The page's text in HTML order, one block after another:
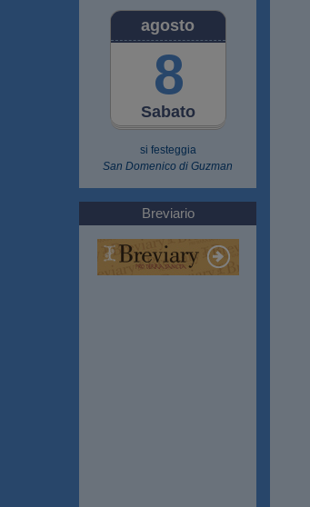
Sabato
agosto
8
si festeggia
San Domenico di Guzman
Breviario